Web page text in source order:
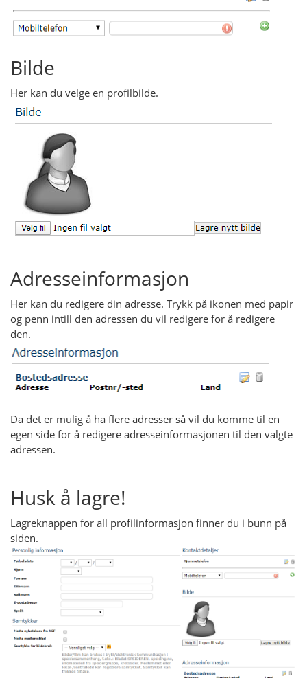
Bilde
Her kan du velge en profilbilde.
Adresseinformasjon
Her kan du redigere din adresse. Trykk på ikonen med papir
og penn intill den adressen du vil redigere for å redigere
den.
Da det er mulig å ha flere adresser så vil du komme til en
egen side for å redigere adresseinformasjonen til den valgte
adressen.
Husk å lagre!
Lagreknappen for all profilinformasjon finner du i bunn på
siden.